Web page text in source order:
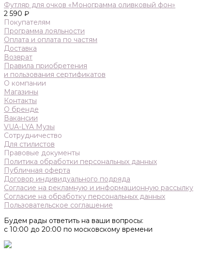
Футляр для очков «Монограмма оливковый фон»
2 590 ₽
Покупателям
Программа лояльности
Оплата и оплата по частям
Доставка
Возврат
Правила приобретения
и пользования сертификатов
О компании
Магазины
Контакты
О бренде
Вакансии
VUA-LYA Музы
Сотрудничество
Для стилистов
Правовые документы
Политика обработки персональных данных
Публичная оферта
Договор индивидуального подряда
Согласие на рекламную и информационную рассылку
Согласие на обработку персональных данных
Пользовательское соглашение
Будем рады ответить на ваши вопросы:
с 10:00 до 20:00 по московскому времени